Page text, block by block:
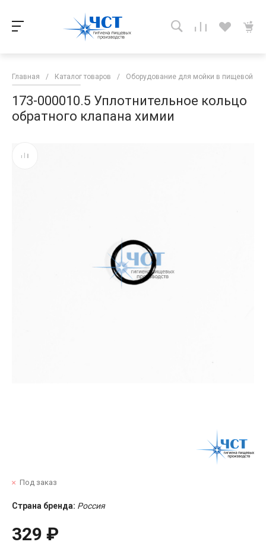
Главная / Каталог товаров / Оборудование для мойки в пищевой
173-000010.5 Уплотнительное кольцо
обратного клапана химии
Под заказ
Страна бренда: Россия
329 ₽